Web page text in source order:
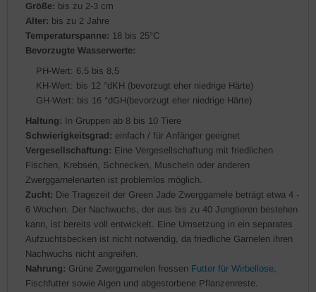
Größe: bis zu 2-3 cm
Alter: bis zu 2 Jahre
Temperaturspanne: 18 bis 25°C
Bevorzugte Wasserwerte:
PH-Wert: 6,5 bis 8,5
KH-Wert: bis 12 °dKH (bevorzugt eher niedrige Härte)
GH-Wert: bis 16 °dGH(bevorzugt eher niedrige Härte)
Haltung: In Gruppen ab 8 bis 10 Tiere
Schwierigkeitsgrad: einfach / für Anfänger geeignet
Vergesellschaftung: Eine Vergesellschaftung mit friedlichen
Fischen, Krebsen, Schnecken, Muscheln oder anderen
Zwerggarnelenarten ist problemlos möglich.
Zucht: Die Tragezeit der Green Jade Zwerggarnele beträgt etwa 4 -
6 Wochen. Der Nachwuchs, der aus bis zu 40 Jungtieren bestehen
kann, ist bereits voll entwickelt. Eine Umsetzung in ein separates
Aufzuchtsbecken ist nicht notwendig, da friedliche Garnelen ihren
Nachwuchs nicht angreifen.
Nahrung: Grüne Zwerggarnelen fressen Futter für Wirbellose,
Fischfutter sowie Algen und abgestorbene Pflanzenreste.